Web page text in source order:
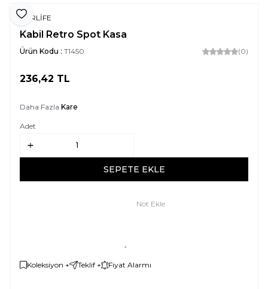
Favoriye Ekle
FORLİFE
Kabil Retro Spot Kasa
Ürün Kodu : T1450 (0)
236,42 TL
Daha Fazla Kare
Adet
SEPETE EKLE
Not Ekle
Koleksiyon + Teklif + Fiyat Alarmı